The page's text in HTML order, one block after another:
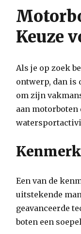
Keuze
Als je op zoek
ontwerp, dan is
om zijn
aan
Een van de
uitstekende
geavanceerde
boten een